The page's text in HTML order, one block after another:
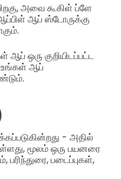
அவை கூகிள் ப்ளே
ஆப் ஸ்டோருக்கு
ஒரு குறியிடப்பட்ட
உங்கள் ஆப்
- அதில்
மூலம் ஒரு பயனரை
படைப்புகள்,